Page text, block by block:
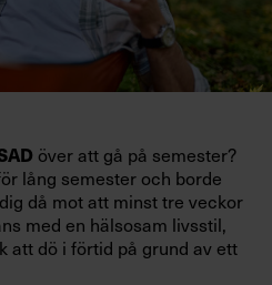
över att gå på semester?
lång semester och borde
då mot att minst tre veckor
med en hälsosam livsstil,
att dö i förtid på grund av ett